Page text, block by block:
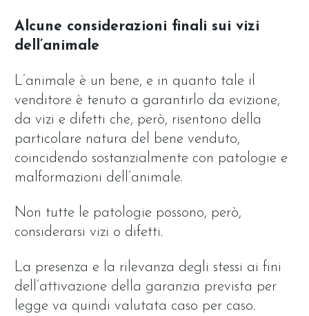
Alcune considerazioni finali sui vizi
dell’animale
L’animale è un bene, e in quanto tale il
venditore è tenuto a garantirlo da evizione,
da vizi e difetti che, però, risentono della
particolare natura del bene venduto,
coincidendo sostanzialmente con patologie e
malformazioni dell’animale.
Non tutte le patologie possono, però,
considerarsi vizi o difetti.
La presenza e la rilevanza degli stessi ai fini
dell’attivazione della garanzia prevista per
legge va quindi valutata caso per caso.